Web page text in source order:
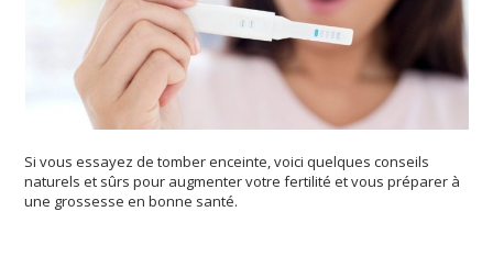
Si vous essayez de tomber enceinte, voici quelques conseils
naturels et sûrs pour augmenter votre fertilité et vous préparer à
une grossesse en bonne santé.